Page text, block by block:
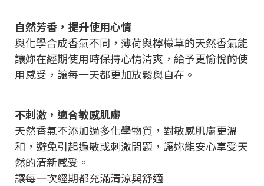
自然芳香，提升使用心情
與化學合成香氣不同，薄荷與檸檬草的天然香氣能
讓妳在經期使用時保持心情清爽，給予更愉悅的使
用感受，讓每一天都更加放鬆與自在。
不刺激，適合敏感肌膚
天然香氣不添加過多化學物質，對敏感肌膚更溫
和，避免引起過敏或刺激問題，讓妳能安心享受天
然的清新感受。
讓每一次經期都充滿清涼與舒適